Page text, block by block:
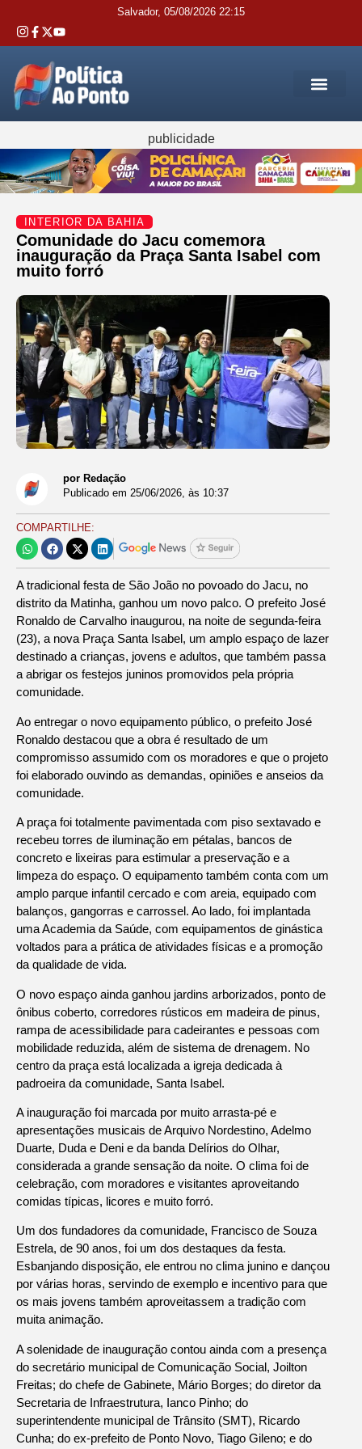
Salvador, 05/08/2026 22:15
publicidade
INTERIOR DA BAHIA
Comunidade do Jacu comemora
inauguração da Praça Santa Isabel com
muito forró
por Redação
Publicado em 25/06/2026, às 10:37
COMPARTILHE:
A tradicional festa de São João no povoado do Jacu, no
distrito da Matinha, ganhou um novo palco. O prefeito José
Ronaldo de Carvalho inaugurou, na noite de segunda-feira
(23), a nova Praça Santa Isabel, um amplo espaço de lazer
destinado a crianças, jovens e adultos, que também passa
a abrigar os festejos juninos promovidos pela própria
comunidade.
Ao entregar o novo equipamento público, o prefeito José
Ronaldo destacou que a obra é resultado de um
compromisso assumido com os moradores e que o projeto
foi elaborado ouvindo as demandas, opiniões e anseios da
comunidade.
A praça foi totalmente pavimentada com piso sextavado e
recebeu torres de iluminação em pétalas, bancos de
concreto e lixeiras para estimular a preservação e a
limpeza do espaço. O equipamento também conta com um
amplo parque infantil cercado e com areia, equipado com
balanços, gangorras e carrossel. Ao lado, foi implantada
uma Academia da Saúde, com equipamentos de ginástica
voltados para a prática de atividades físicas e a promoção
da qualidade de vida.
O novo espaço ainda ganhou jardins arborizados, ponto de
ônibus coberto, corredores rústicos em madeira de pinus,
rampa de acessibilidade para cadeirantes e pessoas com
mobilidade reduzida, além de sistema de drenagem. No
centro da praça está localizada a igreja dedicada à
padroeira da comunidade, Santa Isabel.
A inauguração foi marcada por muito arrasta-pé e
apresentações musicais de Arquivo Nordestino, Adelmo
Duarte, Duda e Deni e da banda Delírios do Olhar,
considerada a grande sensação da noite. O clima foi de
celebração, com moradores e visitantes aproveitando
comidas típicas, licores e muito forró.
Um dos fundadores da comunidade, Francisco de Souza
Estrela, de 90 anos, foi um dos destaques da festa.
Esbanjando disposição, ele entrou no clima junino e dançou
por várias horas, servindo de exemplo e incentivo para que
os mais jovens também aproveitassem a tradição com
muita animação.
A solenidade de inauguração contou ainda com a presença
do secretário municipal de Comunicação Social, Joilton
Freitas; do chefe de Gabinete, Mário Borges; do diretor da
Secretaria de Infraestrutura, Ianco Pinho; do
superintendente municipal de Trânsito (SMT), Ricardo
Cunha; do ex-prefeito de Ponto Novo, Tiago Gileno; e do